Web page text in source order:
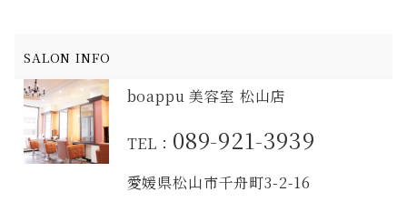
SALON INFO
boappu 美容室 松山店
TEL： 089-921-3939
愛媛県松山市千舟町3-2-16